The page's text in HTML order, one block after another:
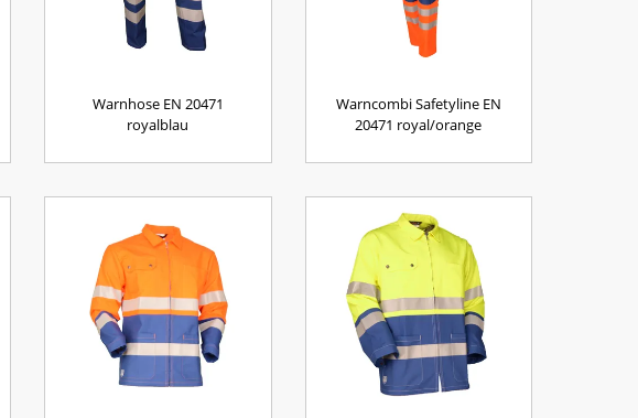
Warnhose EN 20471
royalblau
Warncombi Safetyline EN
20471 royal/orange